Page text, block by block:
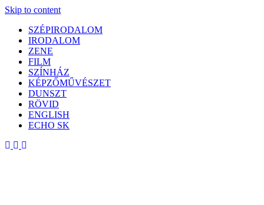
Skip to content
SZÉPIRODALOM
IRODALOM
ZENE
FILM
SZÍNHÁZ
KÉPZŐMŰVÉSZET
DUNSZT
RÖVID
ENGLISH
ECHO SK